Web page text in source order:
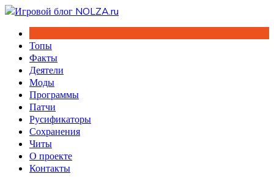
Перейти
содержимому
Топы
Факты
Деятели
Моды
Программы
Патчи
Русификаторы
Сохранения
Читы
О проекте
Контакты